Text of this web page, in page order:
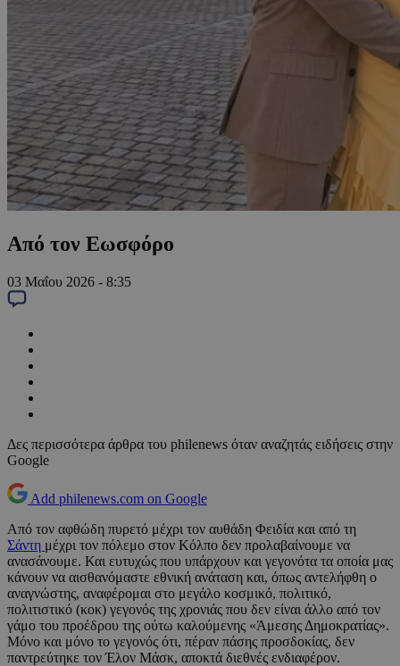
Από τον Εωσφόρο
03 Μαΐου 2026 - 8:35
Δες περισσότερα άρθρα του philenews όταν αναζητάς ειδήσεις στην
Google
Add philenews.com on Google
Από τον αφθώδη πυρετό μέχρι τον αυθάδη Φειδία και από τη
Σάντη μέχρι τον πόλεμο στον Κόλπο δεν προλαβαίνουμε να
ανασάνουμε. Και ευτυχώς που υπάρχουν και γεγονότα τα οποία μας
κάνουν να αισθανόμαστε εθνική ανάταση και, όπως αντελήφθη ο
αναγνώστης, αναφέρομαι στο μεγάλο κοσμικό, πολιτικό,
πολιτιστικό (κοκ) γεγονός της χρονιάς που δεν είναι άλλο από τον
γάμο του προέδρου της ούτω καλούμενης «Άμεσης Δημοκρατίας».
Μόνο και μόνο το γεγονός ότι, πέραν πάσης προσδοκίας, δεν
παντρεύτηκε τον Έλον Μάσκ, αποκτά διεθνές ενδιαφέρον.